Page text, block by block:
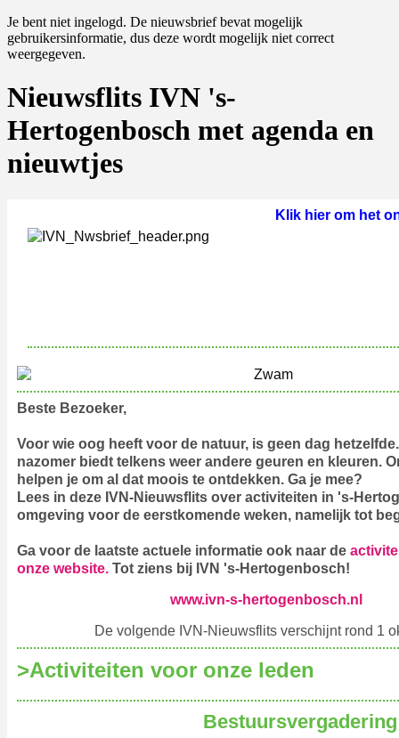
Je bent niet ingelogd. De nieuwsbrief bevat mogelijk
gebruikersinformatie, dus deze wordt mogelijk niet correct
weergegeven.
Nieuwsflits IVN 's-
Hertogenbosch met agenda en
nieuwtjes
Klik hier om het
B‍este Bezoeker, ‍
Voor wie oog heeft voor de natuur, is geen dag
nazomer biedt telkens weer andere geuren en kleuren.
helpen je om al dat moois te ontdekken. Ga je mee?
Lees in deze IVN-Nieuwsflits over activiteiten in 's-
omgeving voor de eerstkomende weken, namelijk tot
Ga voor de laatste actuele informatie ook naar de
onze website. Tot ziens bij IVN 's-Hertogenbosch!
www.ivn-s-hertogenbosch.nl
De volgende IVN-Nieuwsflits verschijnt rond 1
>‍Activiteiten voor onze leden
Bestuursvergadering